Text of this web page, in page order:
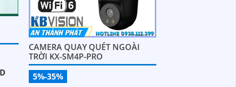
CAMERA QUAY QUÉT NGOÀI
TRỜI KX-SM4P-PRO
5%-35%